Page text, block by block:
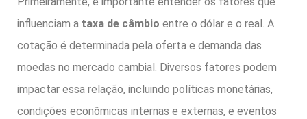
influenciam a taxa de câmbio entre o dólar e o real. A
cotação é determinada pela oferta e demanda das
moedas no mercado cambial. Diversos fatores podem
impactar essa relação, incluindo políticas monetárias,
condições econômicas internas e externas, e eventos